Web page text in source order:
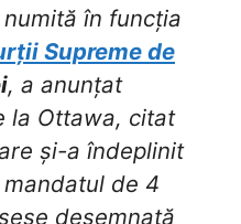
în funcția
Supreme de
, a anunțat
la Ottawa, citat
și-a îndeplinit
de 4
desemnată